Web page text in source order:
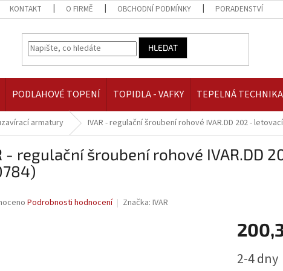
KONTAKT O FIRMĚ OBCHODNÍ PODMÍNKY PORADENSTVÍ
HLEDAT
PODLAHOVÉ TOPENÍ TOPIDLA - VAFKY TEPELNÁ TECHNIKA
armatury IVAR - regulační šroubení rohové IVAR.DD 202 -
- regulační šroubení rohové IVAR.DD
Podrobnosti hodnocení Značka: IVAR
cena:
2-4 dny